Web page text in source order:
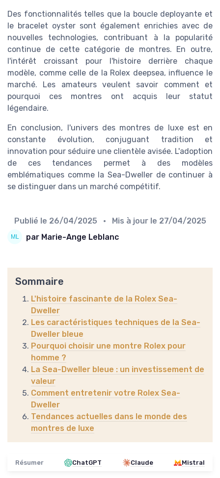
Des fonctionnalités telles que la boucle deployante et
le bracelet oyster sont également enrichies avec de
nouvelles technologies, contribuant à la popularité
continue de cette catégorie de montres. En outre,
l'intérêt croissant pour l'histoire derrière chaque
modèle, comme celle de la Rolex deepsea, influence le
marché. Les amateurs veulent savoir comment et
pourquoi ces montres ont acquis leur statut
légendaire.
En conclusion, l'univers des montres de luxe est en
constante évolution, conjuguant tradition et
innovation pour séduire une clientèle avisée. L'adoption
de ces tendances permet à des modèles
emblématiques comme la Sea-Dweller de continuer à
se distinguer dans un marché compétitif.
Publié le 26/04/2025 • Mis à jour le 27/04/2025
par Marie-Ange Leblanc
Sommaire
L'histoire fascinante de la Rolex Sea-
Dweller
Les caractéristiques techniques de la Sea-
Dweller bleue
Pourquoi choisir une montre Rolex pour
homme ?
La Sea-Dweller bleue : un investissement de
valeur
Comment entretenir votre Rolex Sea-
Dweller
Tendances actuelles dans le monde des
montres de luxe
Résumer ChatGPT Claude Mistral